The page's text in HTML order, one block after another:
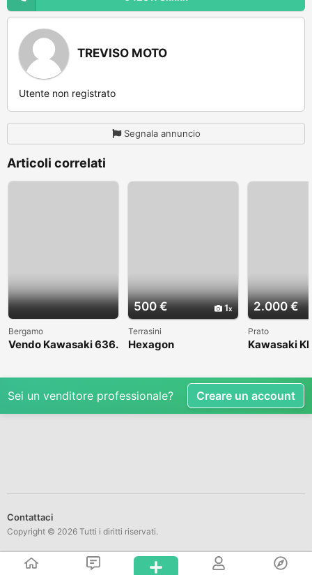
TREVISO MOTO
Utente non registrato
Segnala annuncio
Articoli correlati
Bergamo
Vendo Kawasaki 636.
500 € 1
Terrasini
Hexagon
2.000 €
Prato
Kawasaki
Sei un venditore professionale? Creare un account
Contattaci
Copyright © 2026 Tutti i diritti riservati.